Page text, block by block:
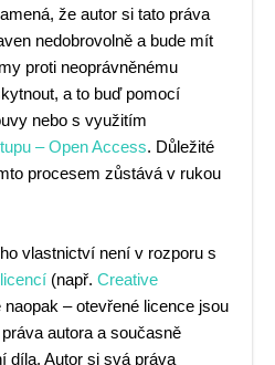
že autor si tato práva
nedobrovolně a bude mít
proti neoprávněnému
a to buď pomocí
nebo s využitím
– Open Access. Důležité
procesem zůstává v rukou
vlastnictví není v rozporu s
(např. Creative
naopak – otevřené licence jsou
autora a současně
díla. Autor si svá práva